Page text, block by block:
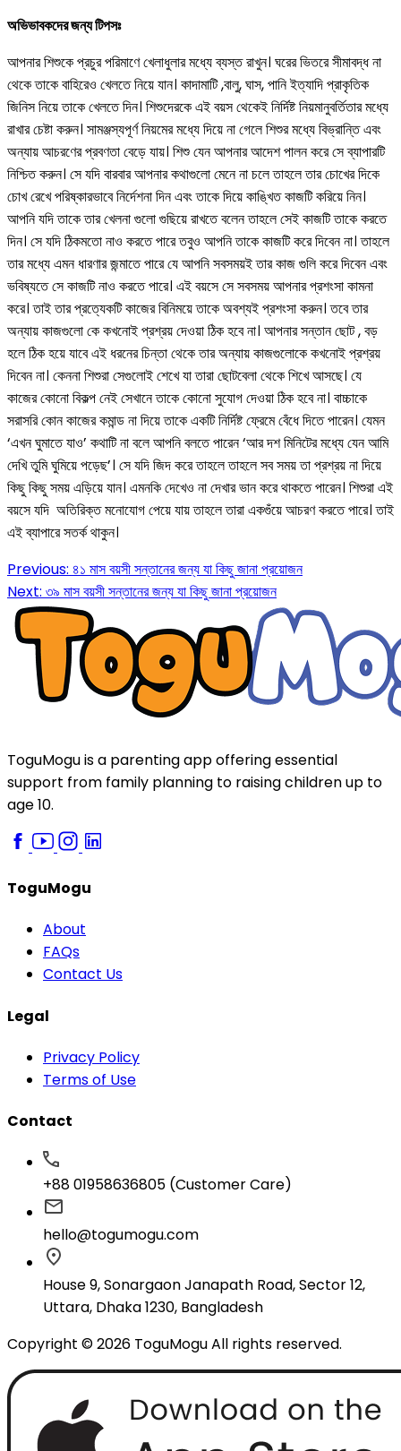
অভিভাবকদের জন্য টিপসঃ
আপনার শিশুকে প্রচুর পরিমাণে খেলাধুলার মধ্যে ব্যস্ত রাখুন। ঘরের ভিতরে সীমাবদ্ধ না
থেকে তাকে বাহিরেও খেলতে নিয়ে যান। কাদামাটি ,বালু, ঘাস, পানি ইত্যাদি প্রাকৃতিক
জিনিস নিয়ে তাকে খেলতে দিন। শিশুদেরকে এই বয়স থেকেই নির্দিষ্ট নিয়মানুবর্তিতার মধ্যে
রাখার চেষ্টা করুন। সামঞ্জস্যপূর্ণ নিয়মের মধ্যে দিয়ে না গেলে শিশুর মধ্যে বিভ্রান্তি এবং
অন্যায় আচরণের প্রবণতা বেড়ে যায়। শিশু যেন আপনার আদেশ পালন করে সে ব্যাপারটি
নিশ্চিত করুন। সে যদি বারবার আপনার কথাগুলো মেনে না চলে তাহলে তার চোখের দিকে
চোখ রেখে পরিষ্কারভাবে নির্দেশনা দিন এবং তাকে দিয়ে কাঙ্খিত কাজটি করিয়ে নিন।
আপনি যদি তাকে তার খেলনা গুলো গুছিয়ে রাখতে বলেন তাহলে সেই কাজটি তাকে করতে
দিন। সে যদি ঠিকমতো নাও করতে পারে তবুও আপনি তাকে কাজটি করে দিবেন না। তাহলে
তার মধ্যে এমন ধারণার জন্মাতে পারে যে আপনি সবসময়ই তার কাজ গুলি করে দিবেন এবং
ভবিষ্যতে সে কাজটি নাও করতে পারে। এই বয়সে সে সবসময় আপনার প্রশংসা কামনা
করে। তাই তার প্রত্যেকটি কাজের বিনিময়ে তাকে অবশ্যই প্রশংসা করুন। তবে তার
অন্যায় কাজগুলো কে কখনোই প্রশ্রয় দেওয়া ঠিক হবে না। আপনার সন্তান ছোট , বড়
হলে ঠিক হয়ে যাবে এই ধরনের চিন্তা থেকে তার অন্যায় কাজগুলোকে কখনোই প্রশ্রয়
দিবেন না। কেননা শিশুরা সেগুলোই শেখে যা তারা ছোটবেলা থেকে শিখে আসছে। যে
কাজের কোনো বিকল্প নেই সেখানে তাকে কোনো সুযোগ দেওয়া ঠিক হবে না। বাচ্চাকে
সরাসরি কোন কাজের কমান্ড না দিয়ে তাকে একটি নির্দিষ্ট ফ্রেমে বেঁধে দিতে পারেন। যেমন
‘এখন ঘুমাতে যাও’ কথাটি না বলে আপনি বলতে পারেন ‘আর দশ মিনিটের মধ্যে যেন আমি
দেখি তুমি ঘুমিয়ে পড়েছ’। সে যদি জিদ করে তাহলে তাহলে সব সময় তা প্রশ্রয় না দিয়ে
কিছু কিছু সময় এড়িয়ে যান। এমনকি দেখেও না দেখার ভান করে থাকতে পারেন। শিশুরা এই
বয়সে যদি অতিরিক্ত মনোযোগ পেয়ে যায় তাহলে তারা একগুঁয়ে আচরণ করতে পারে। তাই
এই ব্যাপারে সতর্ক থাকুন।
Previous: ৪১ মাস বয়সী সন্তানের জন্য যা কিছু জানা প্রয়োজন
Next: ৩৯ মাস বয়সী সন্তানের জন্য যা কিছু জানা প্রয়োজন
ToguMogu is a parenting app offering essential
support from family planning to raising children up to
age 10.
ToguMogu
About
FAQs
Contact Us
Legal
Privacy Policy
Terms of Use
Contact
+88 01958636805 (Customer Care)
hello@togumogu.com
House 9, Sonargaon Janapath Road, Sector 12,
Uttara, Dhaka 1230, Bangladesh
Copyright © 2026 ToguMogu All rights reserved.